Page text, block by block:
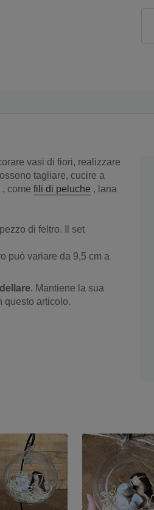
vasi di fiori, realizzare
tagliare, cucire a
, come fili di peluche , lana
di feltro. Il set
può variare da 9,5 cm a
. Mantiene la sua
questo articolo.